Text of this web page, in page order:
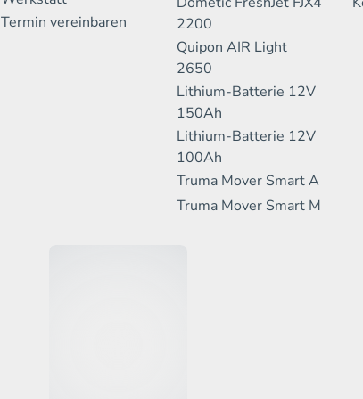
Termin vereinbaren
2200
Quipon AIR Light
2650
Lithium-Batterie 12V
150Ah
Lithium-Batterie 12V
100Ah
Truma Mover Smart A
Truma Mover Smart M